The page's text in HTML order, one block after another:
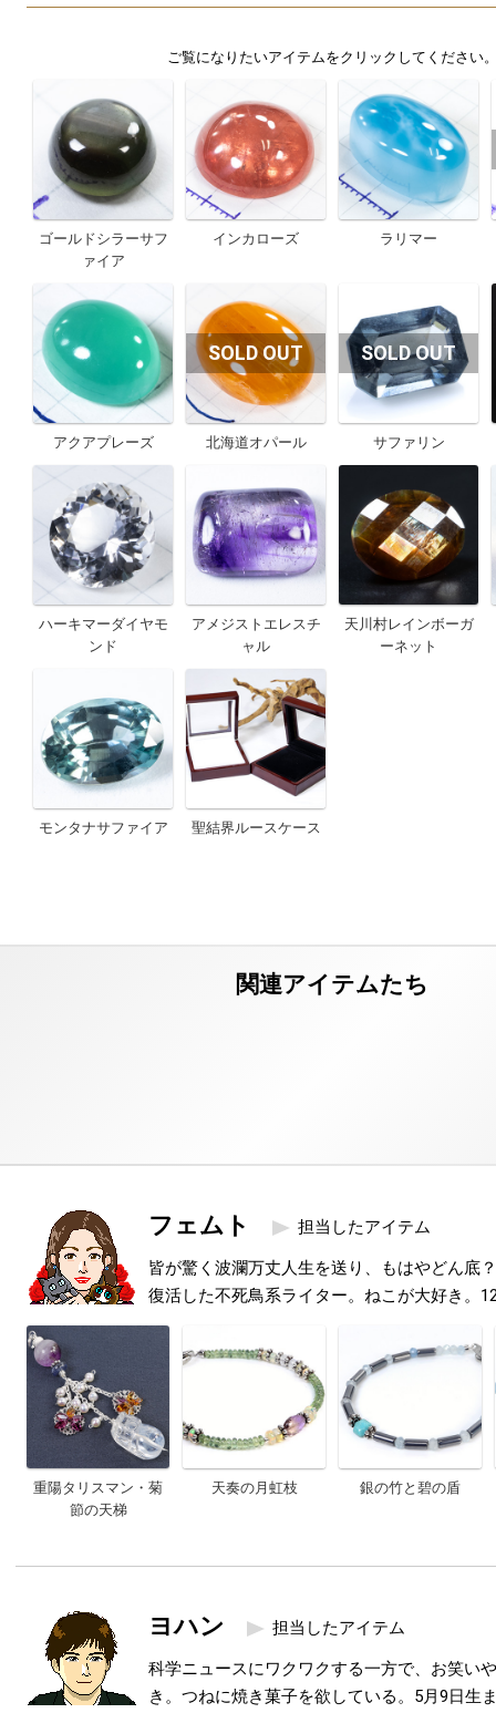
ゴールドシラーサフ
ァイア
インカローズ ラリマー
アクアプレーズ 北海道オパール サファリン
ハーキマーダイヤモ
ンド
アメジストエレスチ
ャル
天川村レインボーガ
ーネット
モンタナサファイア 聖結界ルースケース
フェムト 担当したアイテム
皆が驚く波瀾万丈人生を送り、もはやどん底
復活した不死鳥系ライター。ねこが大好き。
重陽タリスマン・菊
節の天梯
天奏の月虹枝 銀の竹と碧の盾
ヨハン 担当したアイテム
科学ニュースにワクワクする一方で、お笑い
き。つねに焼き菓子を欲している。5月9日生